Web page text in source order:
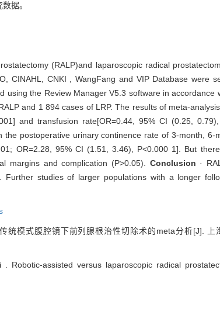
据。
(RALP)and laparoscopic radical
CINAHL, CNKI , WangFang and VIP Database were
the Review Manager V5.3 software in accordance
and 1 894 cases of LRP. The results of meta-
and transfusion rate[OR=0.44, 95% CI (0.25,
postoperative urinary continence rate of 3-month, 6-
OR=2.28, 95% CI (1.51, 3.46), P<0.000 1]. But
margins and complication (P>0.05). Conclusion ·
studies of larger populations with a longer
统模式腹腔镜下前列腺根治性切除术的meta分析[J]. 上
Robotic-assisted versus laparoscopic radical